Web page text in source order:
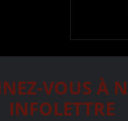
VOUS À
INFOLETTRE